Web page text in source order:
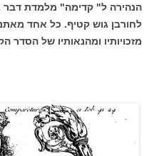
הנהירה ל" קדימה" מלמדת דבר
לחורבן גוש קטיף. כל אחד
מזכויותיו ומהנאותיו של הסדר